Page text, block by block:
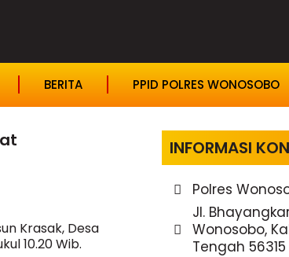
BERITA PPID POLRES WONOSOBO
Krasak, Desa
10.20 Wib.
INFORMASI
Polres
Jl.
Wonosobo,
Tengah 56315